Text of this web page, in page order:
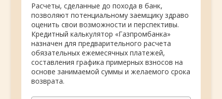
Расчеты, сделанные до похода в банк,
позволяют потенциальному заемщику здраво
оценить свои возможности и перспективы.
Кредитный калькулятор «Газпромбанка»
назначен для предварительного расчета
обязательных ежемесячных платежей,
составления графика примерных взносов на
основе занимаемой суммы и желаемого срока
возврата.